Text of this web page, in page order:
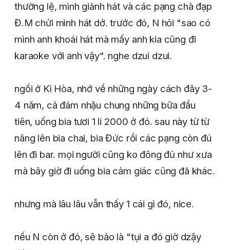
thường lệ, mình giành hát và các pạng chà đạp
Đ.M chửi mình hát dở. trước đó, N hỏi "sao có
mình anh khoái hát mà mấy anh kia cũng đi
karaoke với anh vậy". nghe dzui dzui.
ngồi ở Kì Hòa, nhớ về những ngày cách đây 3-
4 năm, cả đám nhậu chung những bữa đầu
tiên, uống bia tươi 1 li 2000 ở đó. sau này từ từ
nâng lên bia chai, bia Đức rồi các pạng còn đú
lên đi bar. mọi người cũng ko đông đủ như xưa
mà bây giờ đi uống bia cảm giác cũng đã khác.
nhưng mà lâu lâu vẫn thấy 1 cái gì đó, nice.
nếu N còn ở đó, sẽ bảo là "tụi a đó giờ dzậy